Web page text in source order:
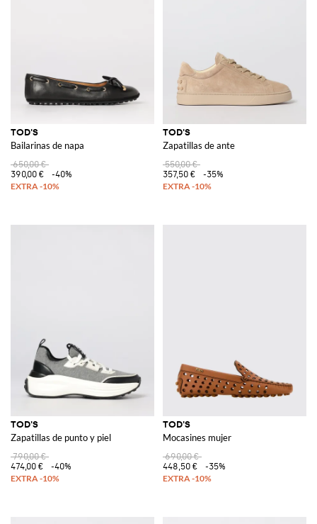
TOD'S
Bailarinas de napa
650,00 €
390,00 €
-40%
TOD'S
Zapatillas de ante
550,00 €
357,50 €
-35%
TOD'S
Zapatillas de punto y piel
790,00 €
474,00 €
-40%
TOD'S
Mocasines mujer
690,00 €
448,50 €
-35%